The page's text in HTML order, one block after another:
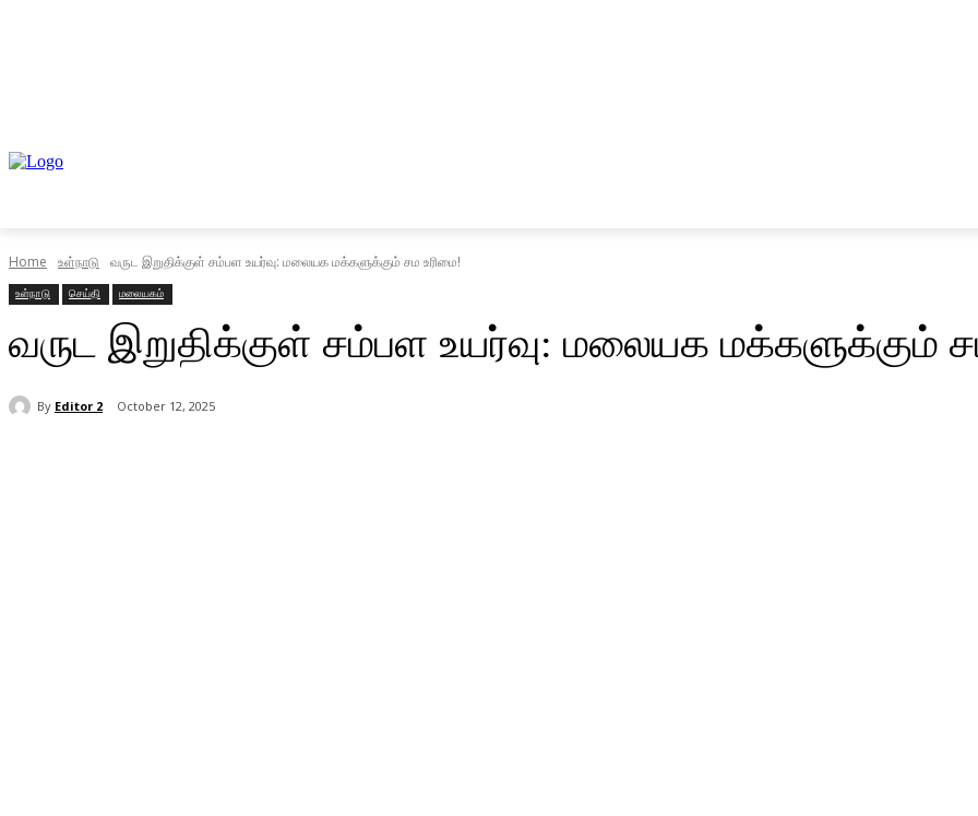
Home உள்நாடு வருட இறுதிக்குள் சம்பள உயர்வு: மலையக மக்களுக்கும் சம உரிமை!
உள்நாடு செய்தி மலையகம்
வருட இறுதிக்குள் சம்பள உயர்வு: மலையக மக்களுக்கும்
By Editor 2 October 12, 2025